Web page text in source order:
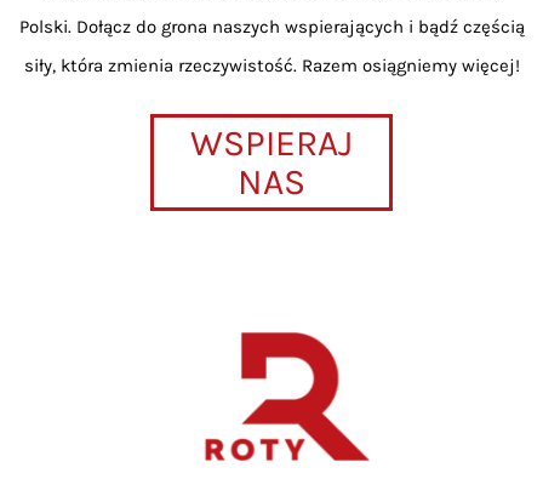
Polski. Dołącz do grona naszych wspierających i bądź częścią
siły, która zmienia rzeczywistość. Razem osiągniemy więcej!
WSPIERAJ
NAS